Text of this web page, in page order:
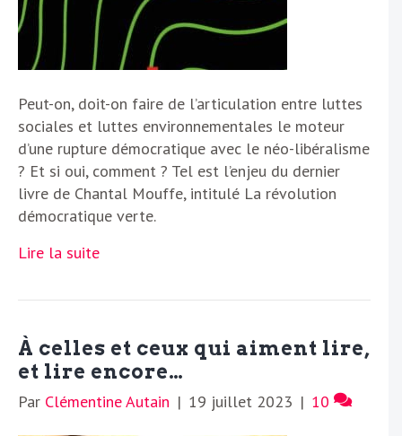
Peut-on, doit-on faire de l’articulation entre luttes
sociales et luttes environnementales le moteur
d’une rupture démocratique avec le néo-libéralisme
? Et si oui, comment ? Tel est l’enjeu du dernier
livre de Chantal Mouffe, intitulé La révolution
démocratique verte.
Lire la suite
À celles et ceux qui aiment lire,
et lire encore…
Par Clémentine Autain | 19 juillet 2023 | 10